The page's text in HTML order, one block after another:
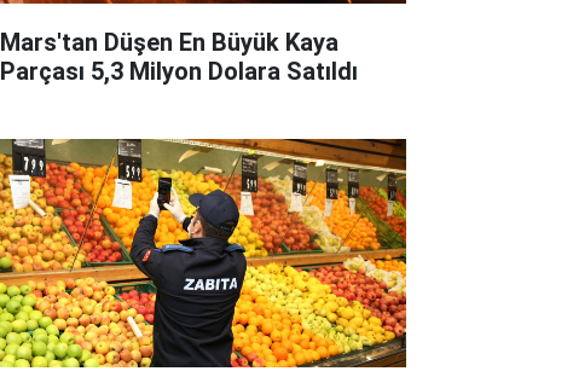
Mars'tan Düşen En Büyük Kaya
Parçası 5,3 Milyon Dolara Satıldı